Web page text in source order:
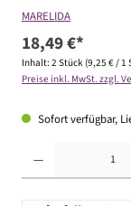
MARELIDA
18,49 €*
Inhalt: 2 Stück (9,25 € / 1
Preise inkl. MwSt. zzgl.
Sofort verfügbar,